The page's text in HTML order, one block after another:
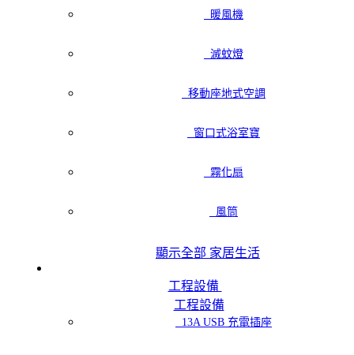
暖風機
滅蚊燈
移動座地式空調
窗口式浴室寶
霧化扇
風筒
顯示全部 家居生活
工程設備
工程設備
13A USB 充電插座